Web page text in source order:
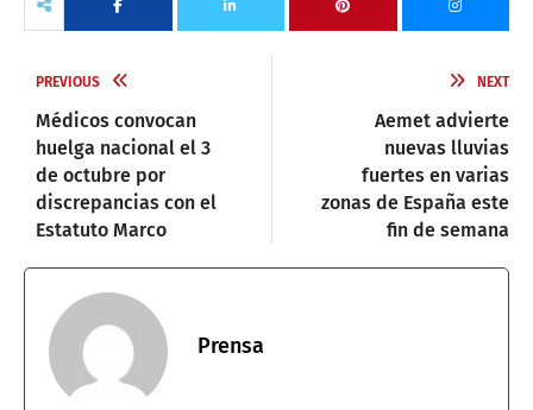
PREVIOUS
Médicos convocan
huelga nacional el 3
de octubre por
discrepancias con el
Estatuto Marco
NEXT
Aemet advierte
nuevas lluvias
fuertes en varias
zonas de España este
fin de semana
Prensa